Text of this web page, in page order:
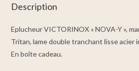
Description
Eplucheur VICTORINOX « NOVA-Y »,
Tritan, lame double tranchant lisse acier
En boîte cadeau.